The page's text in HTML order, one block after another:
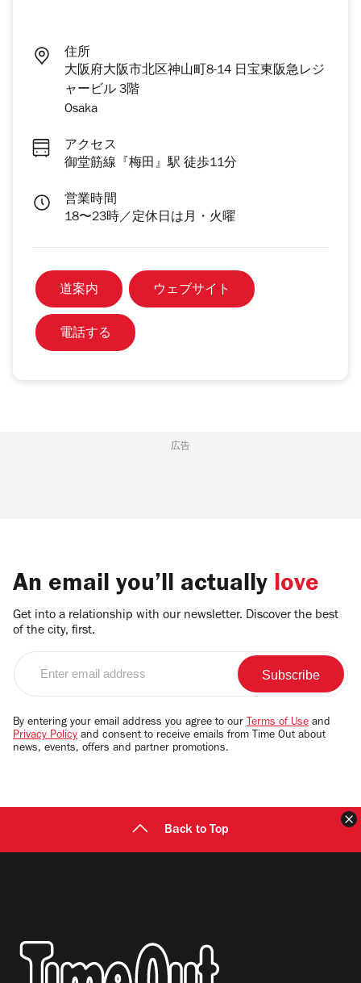
住所
大阪府大阪市北区神山町8-14 日宝東阪急レジ
ャービル 3階
Osaka
アクセス
御堂筋線『梅田』駅 徒歩11分
営業時間
18〜23時／定休日は月・火曜
道案内 ウェブサイト
電話する
広告
An email you’ll actually love
Get into a relationship with our newsletter. Discover the best
of the city, first.
email
By entering your email address you agree to our Terms of Use and
Privacy Policy and consent to receive emails from Time Out about
news, events, offers and partner promotions.
Back to Top